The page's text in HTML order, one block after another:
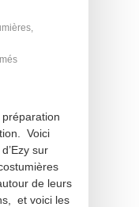
Voici
sur
de leurs
et voici les